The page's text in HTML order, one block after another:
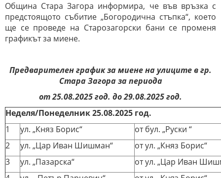
Община Стара Загора информира, че във връзка с
предстоящото събитие „Богородична стъпка“, което
ще се проведе на Старозагорски бани се променя
графикът за миене.
Предварителен график за миене на улиците в гр.
Стара Загора за периода
от25.08.2025год. до29.08.2025год.
Неделя/Понеделник25.08.2025 год.
1
ул. „Княз Борис“
от бул. „Руски “
2
ул. „Цар Иван Шишман“
от ул. „Княз Борис“
3
ул. „Пазарска“
от ул. „Цар Иван